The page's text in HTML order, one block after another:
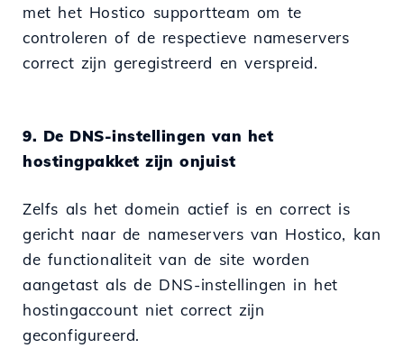
met het Hostico supportteam om te
controleren of de respectieve nameservers
correct zijn geregistreerd en verspreid.
9. De DNS-instellingen van het
hostingpakket zijn onjuist
Zelfs als het domein actief is en correct is
gericht naar de nameservers van Hostico, kan
de functionaliteit van de site worden
aangetast als de DNS-instellingen in het
hostingaccount niet correct zijn
geconfigureerd.